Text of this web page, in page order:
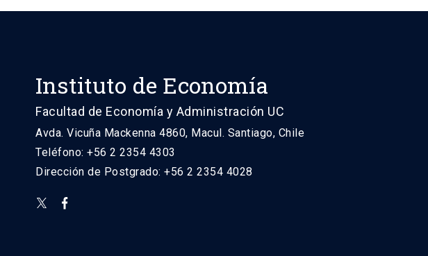
Instituto de Economía
Facultad de Economía y Administración UC
Avda. Vicuña Mackenna 4860, Macul. Santiago, Chile
Teléfono: +56 2 2354 4303
Dirección de Postgrado: +56 2 2354 4028